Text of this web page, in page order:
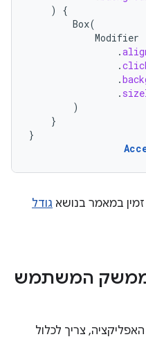
)
{
Box(
Modifier
.
.
.
.
)
}
}
במאמר בנושא גודל
בממשק המשתמש
צריך לכלול